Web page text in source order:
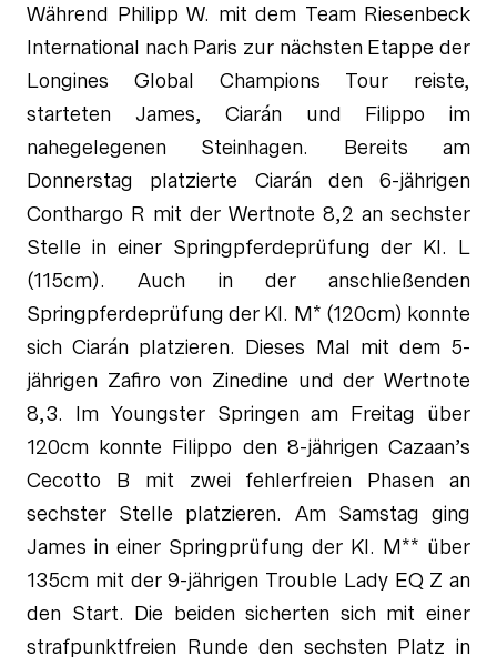
Während Philipp W. mit dem Team Riesenbeck
International nach Paris zur nächsten Etappe der
Longines Global Champions Tour reiste,
starteten James, Ciarán und Filippo im
nahegelegenen Steinhagen. Bereits am
Donnerstag platzierte Ciarán den 6-jährigen
Conthargo R mit der Wertnote 8,2 an sechster
Stelle in einer Springpferdeprüfung der Kl. L
(115cm). Auch in der anschließenden
Springpferdeprüfung der Kl. M* (120cm) konnte
sich Ciarán platzieren. Dieses Mal mit dem 5-
jährigen Zafiro von Zinedine und der Wertnote
8,3. Im Youngster Springen am Freitag über
120cm konnte Filippo den 8-jährigen Cazaan’s
Cecotto B mit zwei fehlerfreien Phasen an
sechster Stelle platzieren. Am Samstag ging
James in einer Springprüfung der Kl. M** über
135cm mit der 9-jährigen Trouble Lady EQ Z an
den Start. Die beiden sicherten sich mit einer
strafpunktfreien Runde den sechsten Platz in